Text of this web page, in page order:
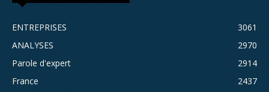
ENTREPRISES
3061
ANALYSES
2970
Parole d'expert
2914
France
2437